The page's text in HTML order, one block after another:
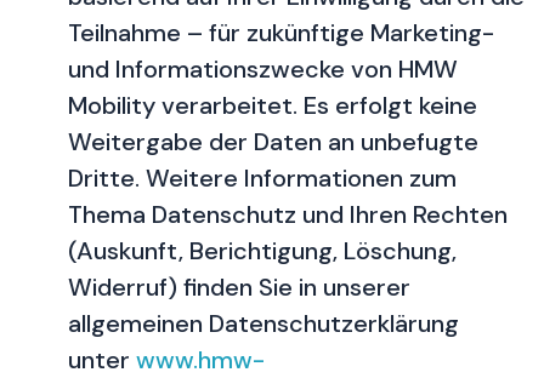
Teilnahme – für zukünftige Marketing-
und Informationszwecke von HMW
Mobility verarbeitet. Es erfolgt keine
Weitergabe der Daten an unbefugte
Dritte. Weitere Informationen zum
Thema Datenschutz und Ihren Rechten
(Auskunft, Berichtigung, Löschung,
Widerruf) finden Sie in unserer
allgemeinen Datenschutzerklärung
unter www.hmw-